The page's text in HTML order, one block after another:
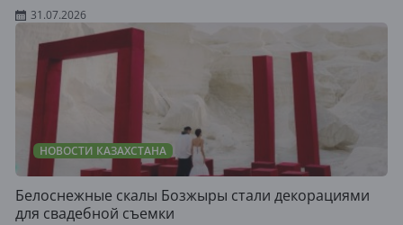
31.07.2026
НОВОСТИ КАЗАХСТАНА
Белоснежные скалы Бозжыры стали декорациями
для свадебной съемки